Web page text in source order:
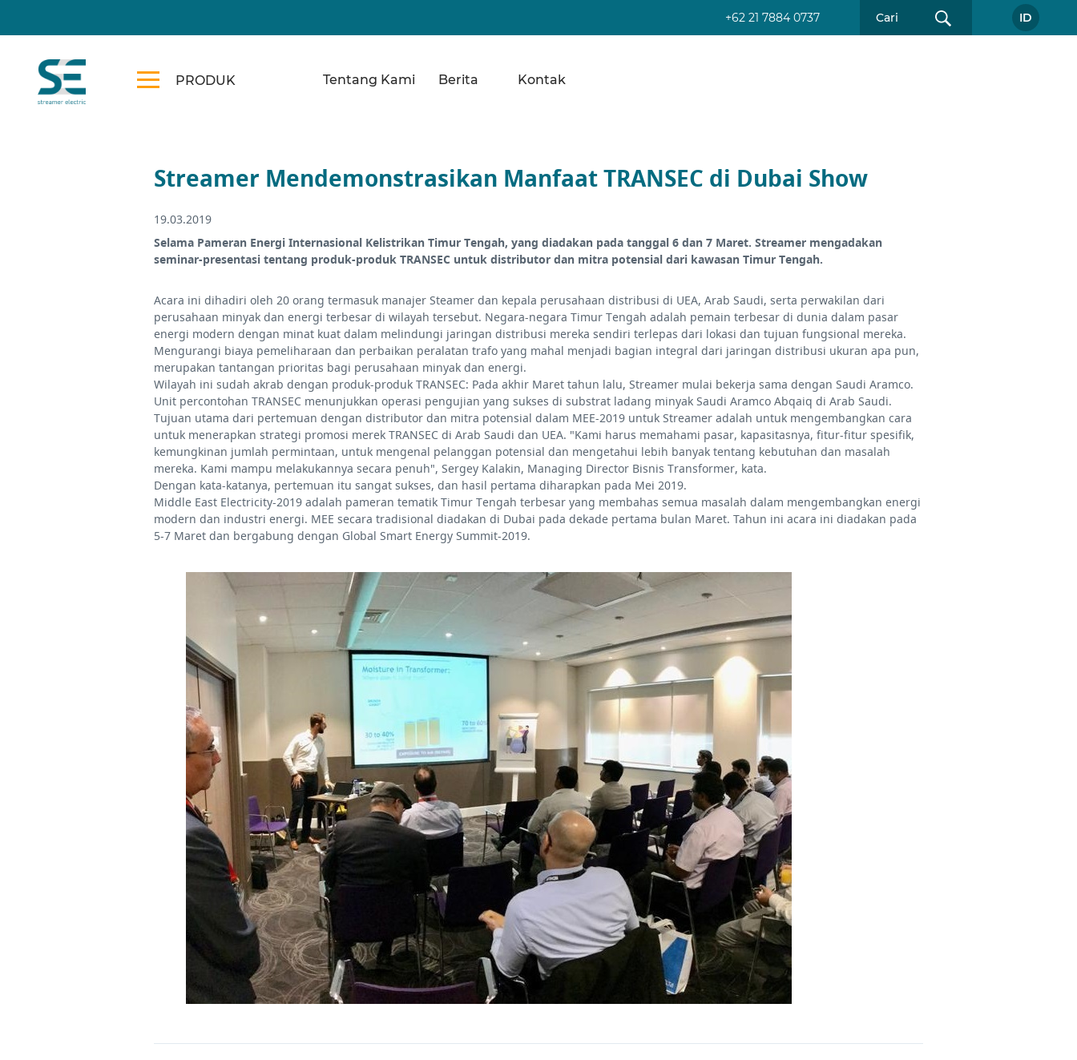
+62 21 7884 0737 ID
PRODUK Tentang Kami Berita Kontak
Streamer Mendemonstrasikan Manfaat TRANSEC di Dubai Show
19.03.2019
Selama Pameran Energi Internasional Kelistrikan Timur Tengah, yang diadakan pada tanggal 6 dan 7 Maret. Streamer mengadakan
seminar-presentasi tentang produk-produk TRANSEC untuk distributor dan mitra potensial dari kawasan Timur Tengah.
Acara ini dihadiri oleh 20 orang termasuk manajer Steamer dan kepala perusahaan distribusi di UEA, Arab Saudi, serta perwakilan dari
perusahaan minyak dan energi terbesar di wilayah tersebut. Negara-negara Timur Tengah adalah pemain terbesar di dunia dalam pasar
energi modern dengan minat kuat dalam melindungi jaringan distribusi mereka sendiri terlepas dari lokasi dan tujuan fungsional mereka.
Mengurangi biaya pemeliharaan dan perbaikan peralatan trafo yang mahal menjadi bagian integral dari jaringan distribusi ukuran apa pun,
merupakan tantangan prioritas bagi perusahaan minyak dan energi.
Wilayah ini sudah akrab dengan produk-produk TRANSEC: Pada akhir Maret tahun lalu, Streamer mulai bekerja sama dengan Saudi Aramco.
Unit percontohan TRANSEC menunjukkan operasi pengujian yang sukses di substrat ladang minyak Saudi Aramco Abqaiq di Arab Saudi.
Tujuan utama dari pertemuan dengan distributor dan mitra potensial dalam MEE-2019 untuk Streamer adalah untuk mengembangkan cara
untuk menerapkan strategi promosi merek TRANSEC di Arab Saudi dan UEA. "Kami harus memahami pasar, kapasitasnya, fitur-fitur spesifik,
kemungkinan jumlah permintaan, untuk mengenal pelanggan potensial dan mengetahui lebih banyak tentang kebutuhan dan masalah
mereka. Kami mampu melakukannya secara penuh", Sergey Kalakin, Managing Director Bisnis Transformer, kata.
Dengan kata-katanya, pertemuan itu sangat sukses, dan hasil pertama diharapkan pada Mei 2019.
Middle East Electricity-2019 adalah pameran tematik Timur Tengah terbesar yang membahas semua masalah dalam mengembangkan energi
modern dan industri energi. MEE secara tradisional diadakan di Dubai pada dekade pertama bulan Maret. Tahun ini acara ini diadakan pada
5-7 Maret dan bergabung dengan Global Smart Energy Summit-2019.